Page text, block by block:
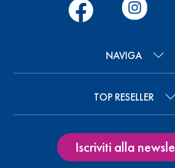
NAVIGA
TOP RESELLER
Iscriviti alla